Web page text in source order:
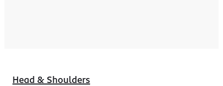
Head & Shoulders